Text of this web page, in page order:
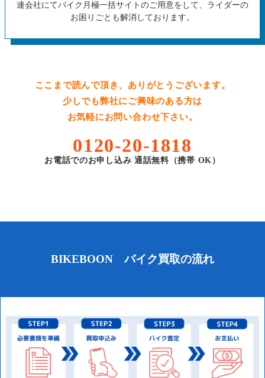
連会社にてバイク月極一括サイトのご用意をして、ライダーの
お困りごとも解消しております。
ここまで読んで頂き、ありがとうございます。
少しでも弊社にご興味のある方は
お気軽にお問い合わせ下さい。
0120-20-1818
お電話でのお申し込み 通話無料（携帯 OK）
BIKEBOON バイク買取の流れ